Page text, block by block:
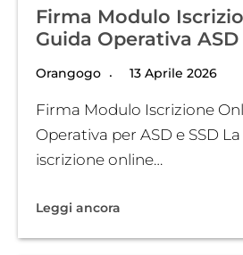
Firma Modulo
Guida Operativa ASD
Orangogo 13 Aprile 2026
Firma Modulo Iscrizione
Operativa per ASD e SSD
iscrizione online…
Leggi ancora